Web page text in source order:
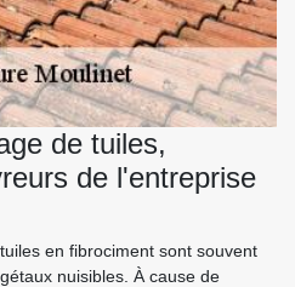
de tuiles,
de l'entreprise
en fibrociment sont souvent
nuisibles. À cause de